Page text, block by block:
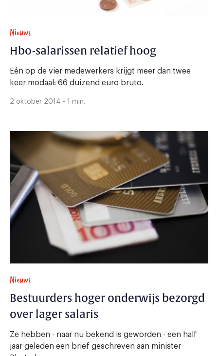
Nieuws
Hbo-salarissen relatief hoog
Eén op de vier medewerkers krijgt meer dan twee
keer modaal: 66 duizend euro bruto.
2 oktober 2014 - 1 min.
Nieuws
Bestuurders hoger onderwijs bezorgd
over lager salaris
Ze hebben - naar nu bekend is geworden - een half
jaar geleden een brief geschreven aan minister